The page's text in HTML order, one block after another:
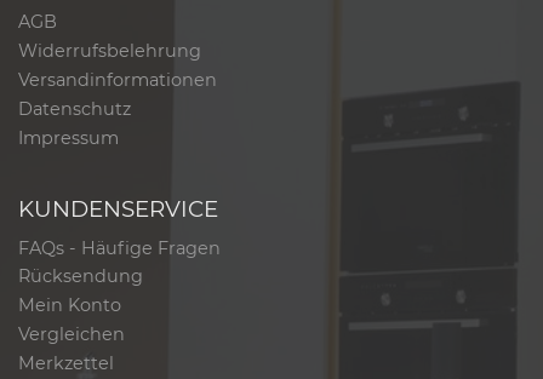
AGB
Widerrufsbelehrung
Versandinformationen
Datenschutz
Impressum
KUNDENSERVICE
FAQs - Häufige Fragen
Rücksendung
Mein Konto
Vergleichen
Merkzettel